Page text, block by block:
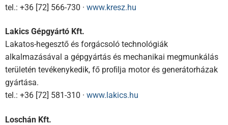
tel.: +36 [72] 566-730 · www.kresz.hu
Lakics Gépgyártó Kft.
Lakatos-hegesztő és forgácsoló technológiák
alkalmazásával a gépgyártás és mechanikai megmunkálás
területén tevékenykedik, fő proﬁlja motor és generátorházak
gyártása.
tel.: +36 [72] 581-310 · www.lakics.hu
Loschán Kft.